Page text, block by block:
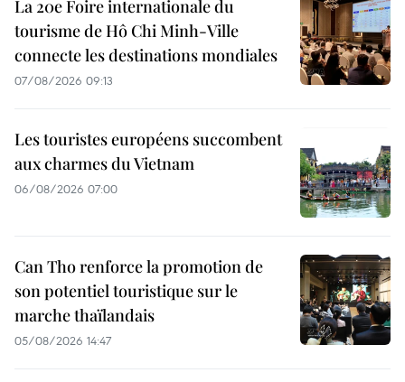
La 20e Foire internationale du
tourisme de Hô Chi Minh-Ville
connecte les destinations mondiales
07/08/2026 09:13
Les touristes européens succombent
aux charmes du Vietnam
06/08/2026 07:00
Can Tho renforce la promotion de
son potentiel touristique sur le
marche thaïlandais
05/08/2026 14:47